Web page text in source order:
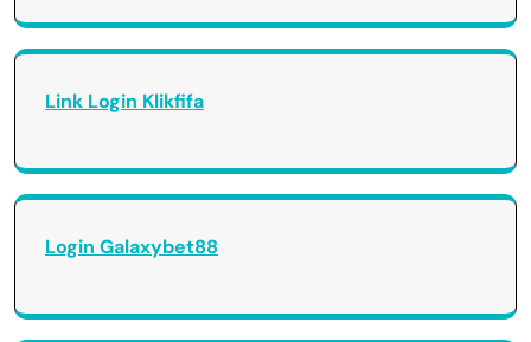
Link Login Klikfifa
Login Galaxybet88